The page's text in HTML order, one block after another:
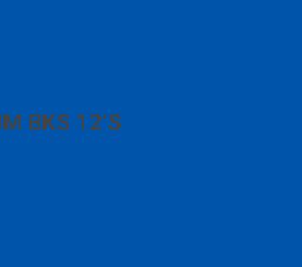
BKS 12’S